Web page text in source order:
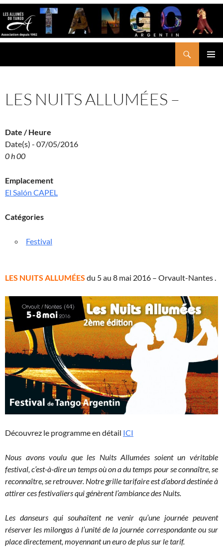
Aller
au
contenu
LES NUITS ALLUMÉES –
Date / Heure
Date(s) - 07/05/2016
0 h 00
Emplacement
El Salón CAPEL
Catégories
Festival
LES NUITS ALLUMÉES du 5 au 8 mai 2016 – Orvault-Nantes .
Découvrez le programme en détail ICI
Nous avons voulu que les Nuits Allumées soient un véritable
festival, c’est-à-dire un temps où on a du temps pour se connaître, se
reconnaître, se retrouver. Notre grille tarifaire est d’abord destinée à
attirer ces festivaliers qui génèrent l’ambiance des Nuits.
Les danseurs qui souhaitent ne venir qu’une journée peuvent
réserver les milongas à l’unité de la journée correspondante ou sur
place directement, moyennant un euro de plus sur le tarif.